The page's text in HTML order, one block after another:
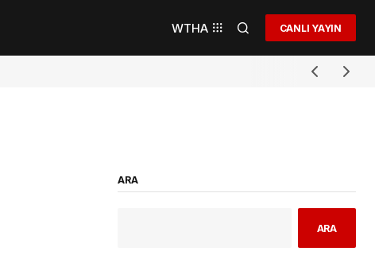
WTHA CANLI YAYIN
ARA
ARA